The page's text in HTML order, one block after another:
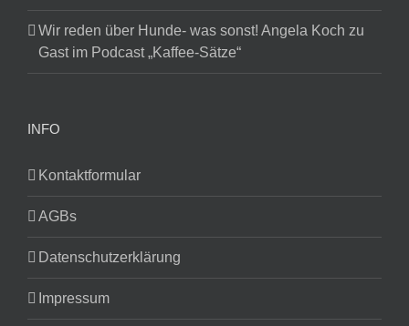
Wir reden über Hunde- was sonst! Angela Koch zu
Gast im Podcast „Kaffee-Sätze“
INFO
Kontaktformular
AGBs
Datenschutzerklärung
Impressum